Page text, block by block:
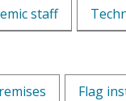
staff
Flag